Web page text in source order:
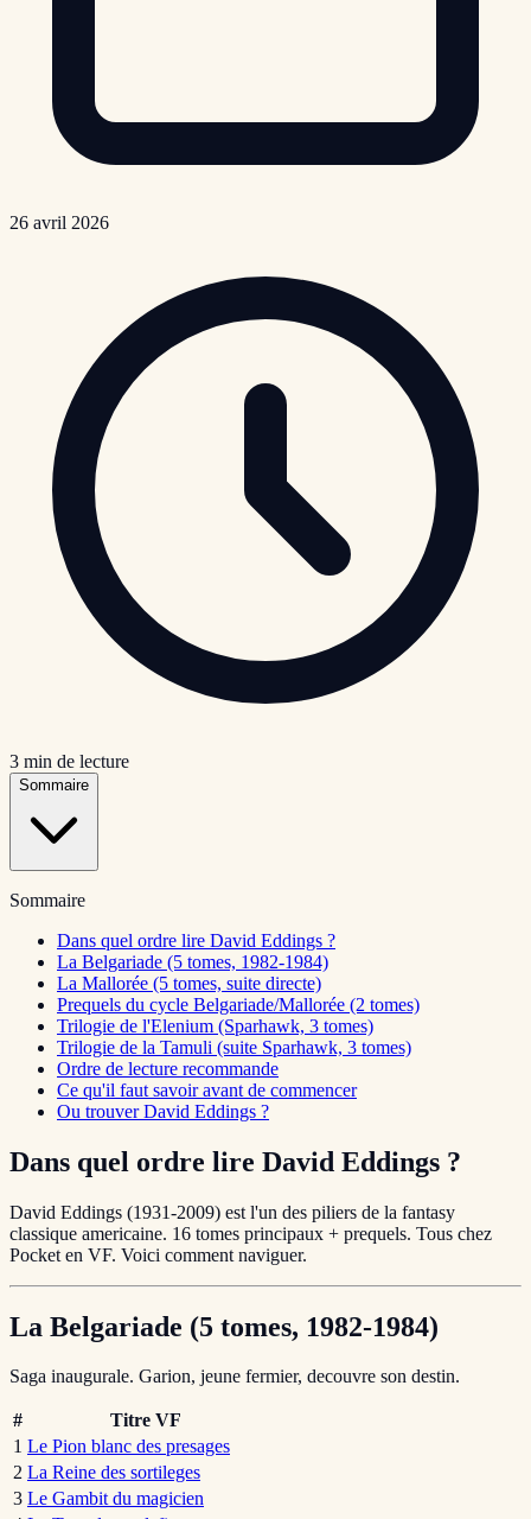
26 avril 2026
3 min de lecture
Sommaire
Sommaire
Dans quel ordre lire David Eddings ?
La Belgariade (5 tomes, 1982-1984)
La Mallorée (5 tomes, suite directe)
Prequels du cycle Belgariade/Mallorée (2 tomes)
Trilogie de l'Elenium (Sparhawk, 3 tomes)
Trilogie de la Tamuli (suite Sparhawk, 3 tomes)
Ordre de lecture recommande
Ce qu'il faut savoir avant de commencer
Ou trouver David Eddings ?
Dans quel ordre lire David Eddings ?
David Eddings (1931-2009) est l'un des piliers de la fantasy
classique americaine. 16 tomes principaux + prequels. Tous chez
Pocket en VF. Voici comment naviguer.
La Belgariade (5 tomes, 1982-1984)
Saga inaugurale. Garion, jeune fermier, decouvre son destin.
#
Titre VF
1 Le Pion blanc des presages
2 La Reine des sortileges
3 Le Gambit du magicien